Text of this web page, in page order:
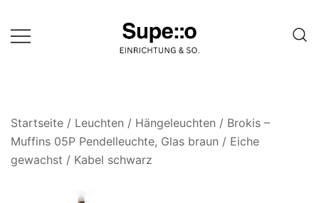
zum
Inhalt
einer Website
Startseite / Leuchten / Hängeleuchten / Brokis –
Muffins 05P Pendelleuchte, Glas braun / Eiche
gewachst / Kabel schwarz